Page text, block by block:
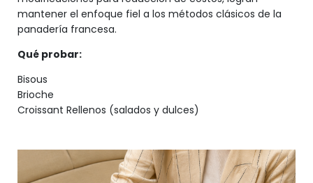
mantener el enfoque fiel a los métodos clásicos de la
panadería francesa.
Qué probar:
Bisous
Brioche
Croissant Rellenos (salados y dulces)